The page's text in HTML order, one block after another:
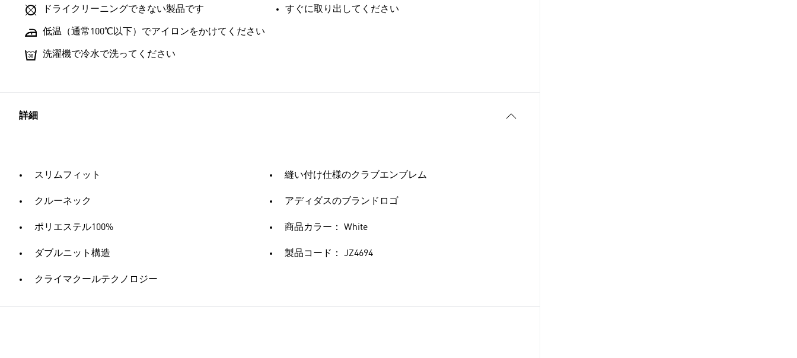
ドライクリーニングできない製品です
低温（通常100℃以下）でアイロンをかけてください
洗濯機で冷水で洗ってください
すぐに取り出してください
詳細
スリムフィット
クルーネック
ポリエステル100%
ダブルニット構造
クライマクールテクノロジー
縫い付け仕様のクラブエンブレム
アディダスのブランドロゴ
商品カラー： White
製品コード： JZ4694